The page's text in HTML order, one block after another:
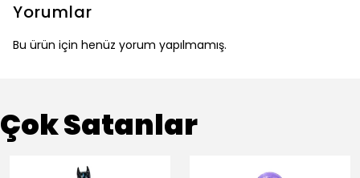
Yorumlar
Bu ürün için henüz yorum yapılmamış.
Çok Satanlar